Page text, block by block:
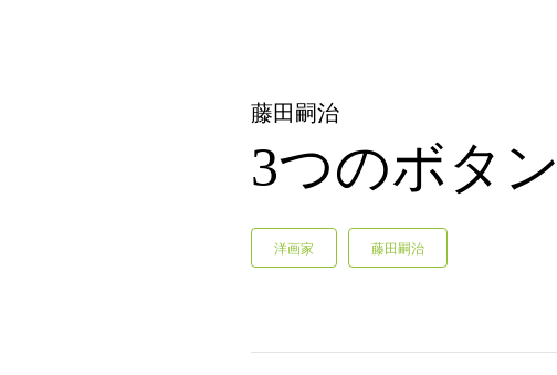
藤田嗣治
3つのボタ
洋画家 藤田嗣治